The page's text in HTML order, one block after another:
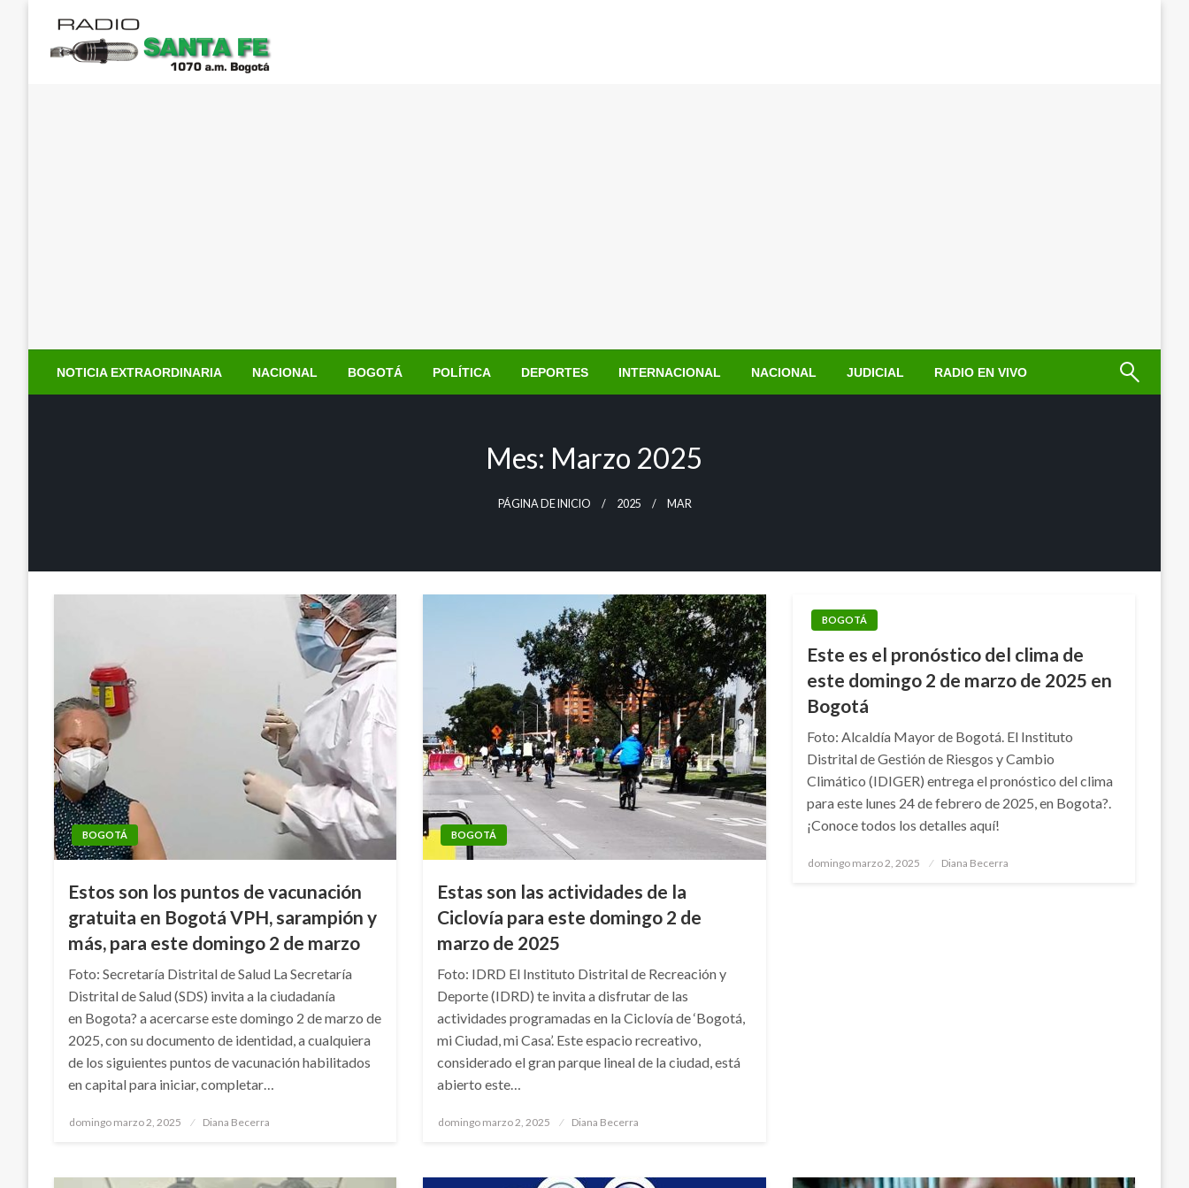
contenido
NOTICIA EXTRAORDINARIA NACIONAL BOGOTÁ POLÍTICA DEPORTES INTERNACIONAL NACIONAL JUDICIAL RADIO EN VIVO
Mes: Marzo 2025
PÁGINA DE INICIO 2025 MAR
BOGOTÁ
Estos son los puntos de vacunación
gratuita en Bogotá VPH, sarampión y
más, para este domingo 2 de marzo
Foto: Secretaría Distrital de Salud La Secretaría
Distrital de Salud (SDS) invita a la ciudadanía
en Bogota? a acercarse este domingo 2 de marzo de
2025, con su documento de identidad, a cualquiera
de los siguientes puntos de vacunación habilitados
en capital para iniciar, completar…
Publicado
domingo marzo 2, 2025 Diana Becerra
BOGOTÁ
Estas son las actividades de la
Ciclovía para este domingo 2 de
marzo de 2025
Foto: IDRD El Instituto Distrital de Recreación y
Deporte (IDRD) te invita a disfrutar de las
actividades programadas en la Ciclovía de ‘Bogotá,
mi Ciudad, mi Casa’. Este espacio recreativo,
considerado el gran parque lineal de la ciudad, está
abierto este…
Publicado
domingo marzo 2, 2025 Diana Becerra
BOGOTÁ
Este es el pronóstico del clima de
este domingo 2 de marzo de 2025 en
Bogotá
Foto: Alcaldía Mayor de Bogotá. El Instituto
Distrital de Gestión de Riesgos y Cambio
Climático (IDIGER) entrega el pronóstico del clima
para este lunes 24 de febrero de 2025, en Bogota?.
¡Conoce todos los detalles aquí!
Publicado
domingo marzo 2, 2025 Diana Becerra